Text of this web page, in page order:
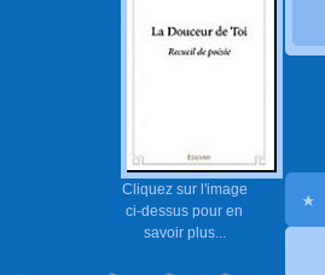
Cliquez sur l'image
ci-dessus pour en
savoir plus...